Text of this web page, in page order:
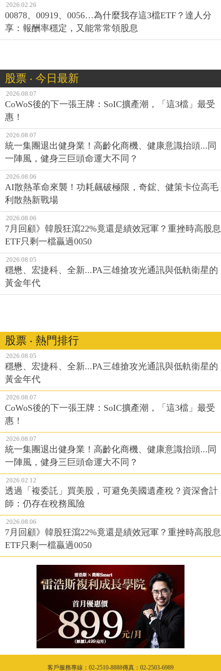
2026.02.26
00878、00919、0056…為什麼我存這3檔ETF？達人分
享：報酬率穩定，又能常常領股息
股票 ‧ 今日最新
2026.08.07
CoWoS後的下一張王牌：SoIC擴產潮，「這3檔」最受
惠！
2026.08.07
統一集團退出健身業！高齡化商機、健康意識抬頭...同
一陣風，健身三巨頭命運大不同？
2026.08.06
AI散熱革命來襲！功耗飆破極限，奇鋐、健策卡位高毛
利散熱新戰場
2026.08.06
7月回顧》韓股狂瀉22%竟還是績效冠軍？重挫時高股息
ETF只剩一檔贏過0050
2026.08.05
穩懋、宏捷科、全新...PA三雄搶攻光通訊與低軌衛星的
黃金年代
股票 ‧ 熱門排行
2026.08.05
穩懋、宏捷科、全新...PA三雄搶攻光通訊與低軌衛星的
黃金年代
2026.08.07
CoWoS後的下一張王牌：SoIC擴產潮，「這3檔」最受
惠！
2026.08.07
統一集團退出健身業！高齡化商機、健康意識抬頭...同
一陣風，健身三巨頭命運大不同？
2026.02.12
透過「複委託」買美股，可避免美國遺產稅？資深會計
師：仍存在稅務風險
2026.08.06
7月回顧》韓股狂瀉22%竟還是績效冠軍？重挫時高股息
ETF只剩一檔贏過0050
客戶服務專線：02-2510-8888傳真：02-2503-6989